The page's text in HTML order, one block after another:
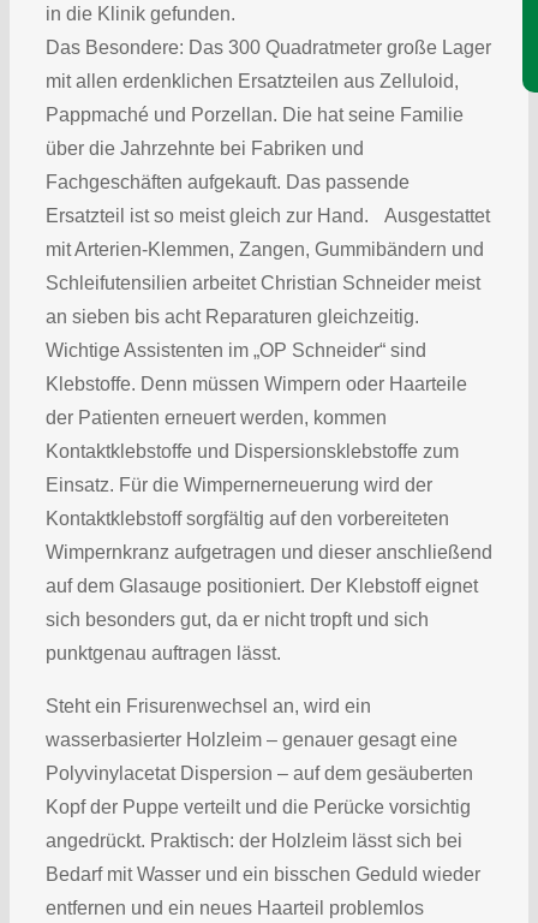
in die Klinik gefunden.
Das Besondere: Das 300 Quadratmeter große Lager
mit allen erdenklichen Ersatzteilen aus Zelluloid,
Pappmaché und Porzellan. Die hat seine Familie
über die Jahrzehnte bei Fabriken und
Fachgeschäften aufgekauft. Das passende
Ersatzteil ist so meist gleich zur Hand. Ausgestattet
mit Arterien-Klemmen, Zangen, Gummibändern und
Schleifutensilien arbeitet Christian Schneider meist
an sieben bis acht Reparaturen gleichzeitig.
Wichtige Assistenten im „OP Schneider“ sind
Klebstoffe. Denn müssen Wimpern oder Haarteile
der Patienten erneuert werden, kommen
Kontaktklebstoffe und Dispersionsklebstoffe zum
Einsatz. Für die Wimpernerneuerung wird der
Kontaktklebstoff sorgfältig auf den vorbereiteten
Wimpernkranz aufgetragen und dieser anschließend
auf dem Glasauge positioniert. Der Klebstoff eignet
sich besonders gut, da er nicht tropft und sich
punktgenau auftragen lässt.
Steht ein Frisurenwechsel an, wird ein
wasserbasierter Holzleim – genauer gesagt eine
Polyvinylacetat Dispersion – auf dem gesäuberten
Kopf der Puppe verteilt und die Perücke vorsichtig
angedrückt. Praktisch: der Holzleim lässt sich bei
Bedarf mit Wasser und ein bisschen Geduld wieder
entfernen und ein neues Haarteil problemlos